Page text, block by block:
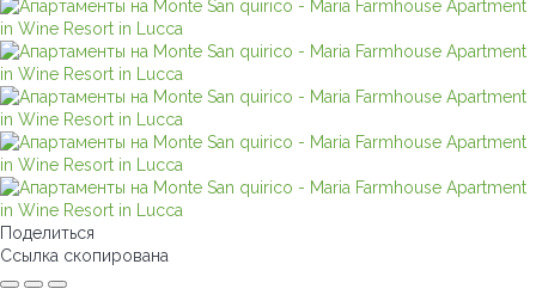
Поделиться
Ссылка скопирована